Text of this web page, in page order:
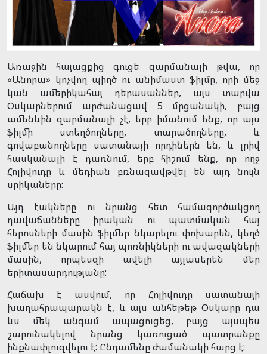
Առաջին հայացքից գուցե զարմանալի թվա, որ
«Անորա» կոչվող պիղծ ու անիմաստ ֆիլմը, որի մեջ
կան ամերիկահայ դերասաններ, այս տարվա
Օսկարներում արժանացավ 5 մրցանակի, բայց
ամենևին զարմանալի չէ, երբ իմանում ենք, որ այս
ֆիլմի ստեղծողները, տարածողները, և
գովաբանողները սատանայի որդիներն են, և լրիվ
հասկանալի է դառնում, երբ հիշում ենք, որ ողջ
Հոլիվուդը և մեդիան բռնազավթվել են այդ նույն
սրիկաները:
Այդ էակները ու նրանց հետ համագործակցող
դավաճանները իրական ու պատմական հայ
հերոսների մասին ֆիլմեր նկարելու փոխարեն, կեղծ
ֆիլմեր են նկարում հայ պոռնիկների ու ավազակների
մասին, որպեսզի ավելի այլասերեն մեր
երիտասարդությանը:
Հաճախ է ասվում, որ Հոլիվուդը սատանայի
խաղահրապարակն է, և այս անհեթեթ Օսկարը դա
ևս մեկ անգամ ապացուցեց, բայց այսպես
շարունակելով նրանց կառուցած պատրանքը
ինքնափլուզվելու է: Ընդամենը ժամանակի հարց է: